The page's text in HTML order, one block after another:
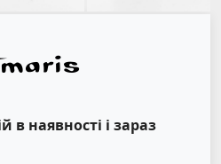
в наявності і зараз